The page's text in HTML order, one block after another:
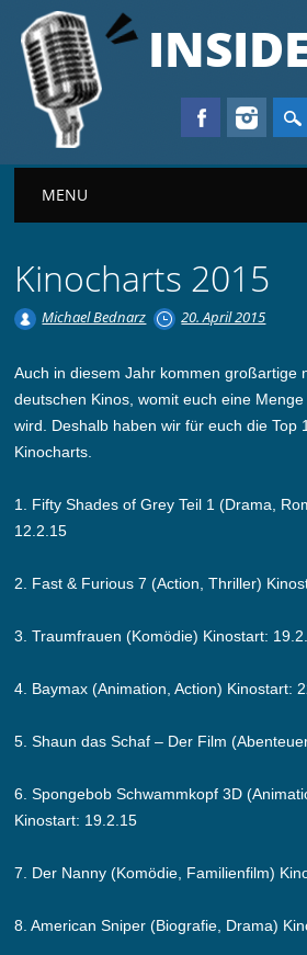
Main menu
MENU
Kinocharts 2015
Michael Bednarz 20. April 2015
Auch in diesem Jahr kommen großartige
deutschen Kinos, womit euch eine
wird. Deshalb haben wir für euch die Top
Kinocharts.
1. Fifty Shades of Grey Teil 1 (Drama,
12.2.15
2. Fast & Furious 7 (Action, Thriller)
3. Traumfrauen (Komödie) Kinostart:
4. Baymax (Animation, Action) Kinostart:
5. Shaun das Schaf – Der Film
6. Spongebob Schwammkopf 3D
Kinostart: 19.2.15
7. Der Nanny (Komödie, Familienfilm)
8. American Sniper (Biografie, Drama)